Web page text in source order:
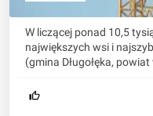
W liczącej ponad 10,5
największych wsi i
(gmina Długołęka,